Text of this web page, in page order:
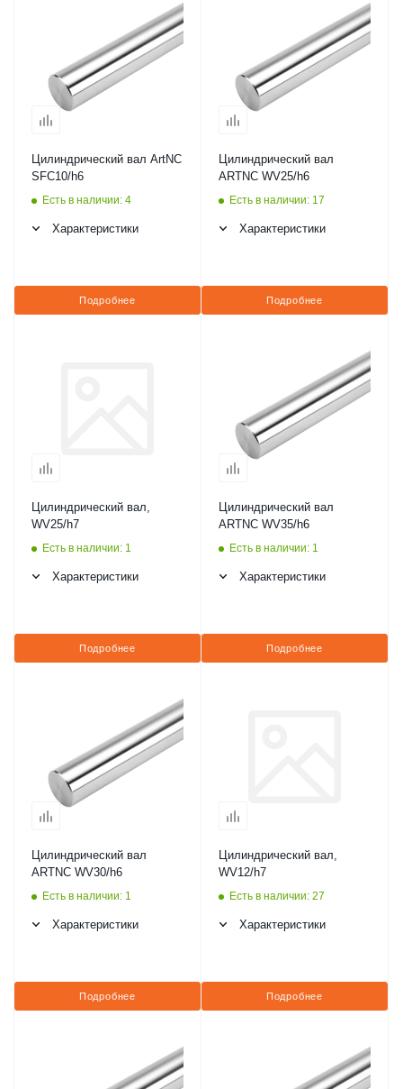
Цилиндрический вал ArtNC
SFC10/h6
Есть в наличии: 4
Характеристики
Подробнее
Цилиндрический вал
ARTNC WV25/h6
Есть в наличии: 17
Характеристики
Подробнее
Цилиндрический вал,
WV25/h7
Есть в наличии: 1
Характеристики
Подробнее
Цилиндрический вал
ARTNC WV35/h6
Есть в наличии: 1
Характеристики
Подробнее
Цилиндрический вал
ARTNC WV30/h6
Есть в наличии: 1
Характеристики
Подробнее
Цилиндрический вал,
WV12/h7
Есть в наличии: 27
Характеристики
Подробнее